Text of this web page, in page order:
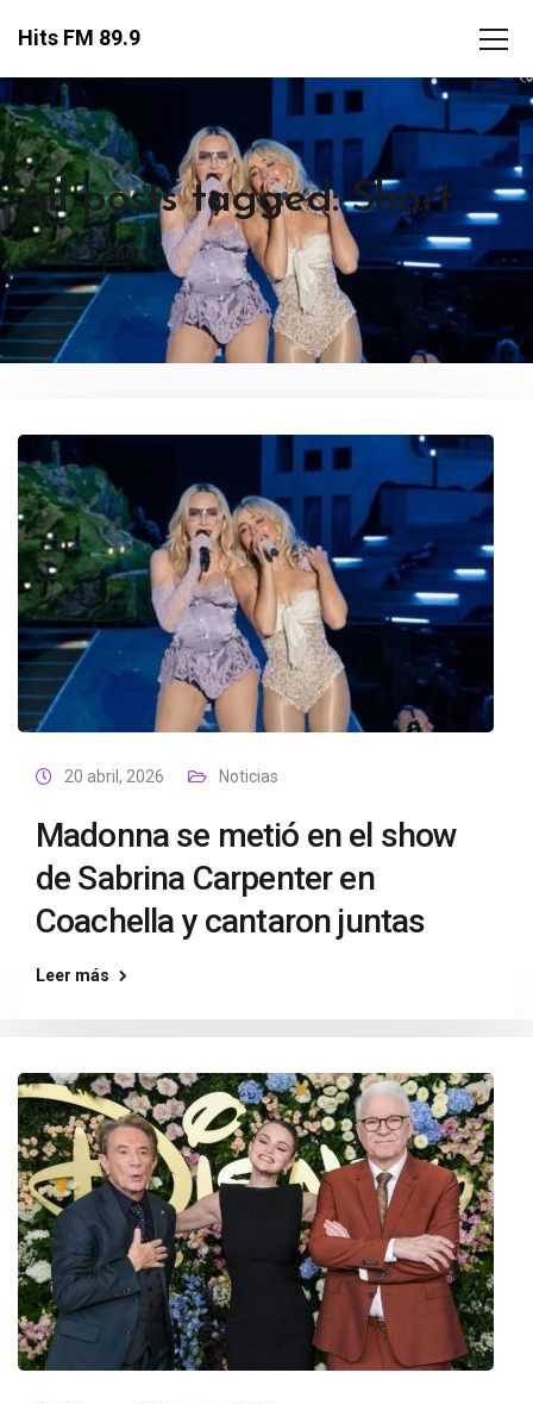
Hits FM 89.9
All posts tagged: Short
FM Hits Short
20 abril, 2026 Noticias
Madonna se metió en el show
de Sabrina Carpenter en
Coachella y cantaron juntas
Leer más